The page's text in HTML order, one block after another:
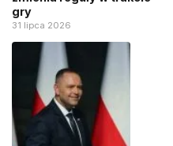
gry
31 lipca 2026